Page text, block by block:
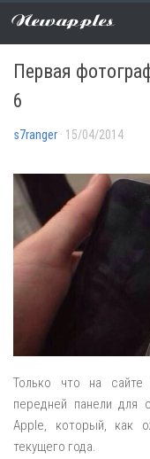
Newapples
СЛУХИ
Первая
6
s7ranger · 15/04/2014
Только что на сайте
передней панели для
Apple, который, как
текущего года.